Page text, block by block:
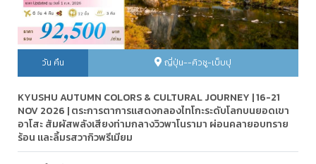
วัน คืน ญี่ปุ่น--คิวชู-เบ็บปุ
KYUSHU AUTUMN COLORS & CULTURAL JOURNEY | 16-21
NOV 2026 | ตระการตาการแสดงกลองไทโกะระดับโลกบนยอดเขา
อาโสะ สัมผัสพลังเสียงท่ามกลางวิวพาโนรามา ผ่อนคลายอบทราย
ร้อน และลิ้มรสวากิวพรีเมียม